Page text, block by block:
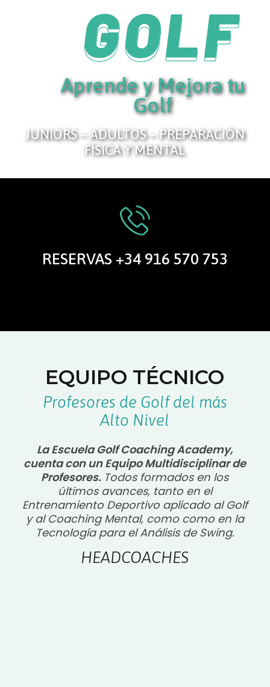
Aprende y Mejora tu
Golf
JUNIORS – ADULTOS – PREPARACIÓN
FÍSICA Y MENTAL
RESERVAS +34 916 570 753
EQUIPO TÉCNICO
Profesores de Golf del más
Alto Nivel
La Escuela Golf Coaching Academy,
cuenta con un Equipo Multidisciplinar de
Profesores. Todos formados en los
últimos avances, tanto en el
Entrenamiento Deportivo aplicado al Golf
y al Coaching Mental, como como en la
Tecnología para el Análisis de Swing.
HEADCOACHES